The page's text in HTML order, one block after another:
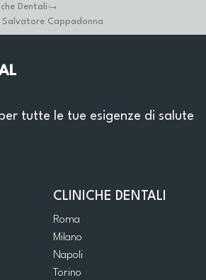
Dentali
Cappadonna
tutte le tue esigenze di salute
CLINICHE DENTALI
Roma
Milano
Napoli
Torino